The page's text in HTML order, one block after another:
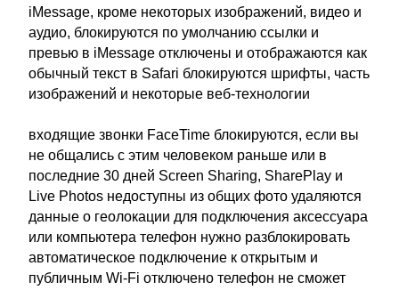
iMessage, кроме некоторых изображений, видео и
аудио, блокируются по умолчанию ссылки и
превью в iMessage отключены и отображаются как
обычный текст в Safari блокируются шрифты, часть
изображений и некоторые веб-технологии
входящие звонки FaceTime блокируются, если вы
не общались с этим человеком раньше или в
последние 30 дней Screen Sharing, SharePlay и
Live Photos недоступны из общих фото удаляются
данные о геолокации для подключения аксессуара
или компьютера телефон нужно разблокировать
автоматическое подключение к открытым и
публичным Wi-Fi отключено телефон не сможет